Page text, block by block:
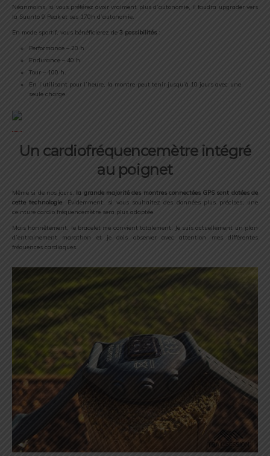
Néanmoins, si vous préférez avoir vraiment plus d’autonomie, il faudra upgrader vers
la Suunto 9 Peak et ses 170h d’autonomie.
En mode sportif, vous bénéficierez de 3 possibilités :
Performance – 20 h
Endurance – 40 h
Tour – 100 h.
En l’utilisant pour l’heure, la montre peut tenir jusqu’à 10 jours avec une
seule charge.
Un cardiofréquencemètre intégré
au poignet
Même si de nos jours, la grande majorité des montres connectées GPS sont dotées de
cette technologie. Évidemment, si vous souhaitez des données plus précises, une
ceinture cardio fréquencemètre sera plus adaptée.
Mais honnêtement, le bracelet me convient totalement. Je suis actuellement un plan
d’entrainement marathon et je dois observer avec attention mes différentes
fréquences cardiaques.